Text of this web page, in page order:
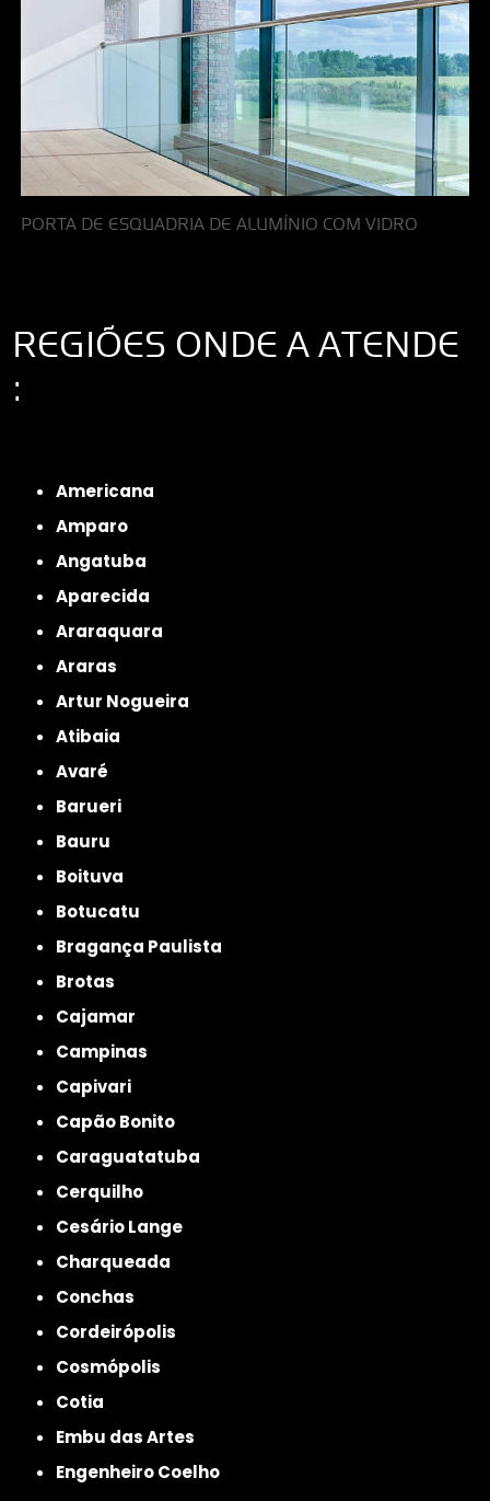
PORTA DE ESQUADRIA DE ALUMÍNIO COM VIDRO
REGIÕES ONDE A ATENDE
:
Americana
Amparo
Angatuba
Aparecida
Araraquara
Araras
Artur Nogueira
Atibaia
Avaré
Barueri
Bauru
Boituva
Botucatu
Bragança Paulista
Brotas
Cajamar
Campinas
Capivari
Capão Bonito
Caraguatatuba
Cerquilho
Cesário Lange
Charqueada
Conchas
Cordeirópolis
Cosmópolis
Cotia
Embu das Artes
Engenheiro Coelho